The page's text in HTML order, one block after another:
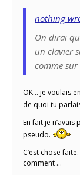
nothing
On dirai
un clavier
comme
OK… je voulais
de quoi tu
En fait je
pseudo.
C’est chose
comment …